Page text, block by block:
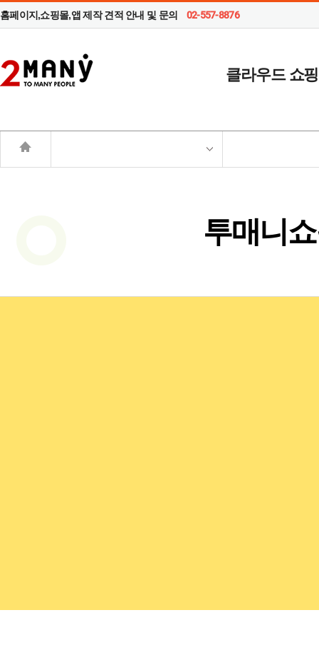
홈페이지,쇼핑몰,앱 제작 견적 안내 및 문의 02-557-8876
클라우드 쇼
투매니